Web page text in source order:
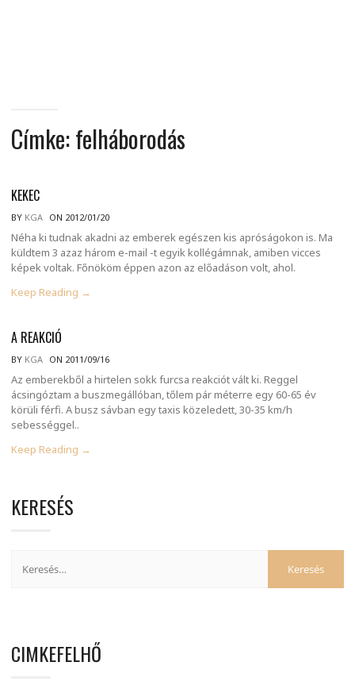
Címke:felháborodás
KEKEC
BY KGA ON 2012/01/20
Néha ki tudnak akadni az emberek egészen kis apróságokon is. Ma
küldtem 3 azaz három e-mail -t egyik kollégámnak, amiben vicces
képek voltak. Főnököm éppen azon az előadáson volt, ahol.
Keep Reading →
A REAKCIÓ
BY KGA ON 2011/09/16
Az emberekből a hirtelen sokk furcsa reakciót vált ki. Reggel
ácsingóztam a buszmegállóban, tőlem pár méterre egy 60-65 év
körüli férfi. A busz sávban egy taxis közeledett, 30-35 km/h
sebességgel..
Keep Reading →
KERESÉS
CIMKEFELHŐ